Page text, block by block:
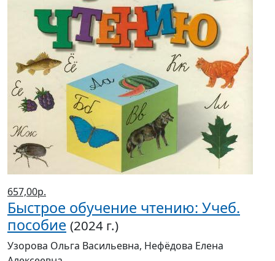
657,00р.
Быстрое обучение чтению: Учеб.
пособие (2024 г.)
Узорова Ольга Васильевна, Нефёдова Елена